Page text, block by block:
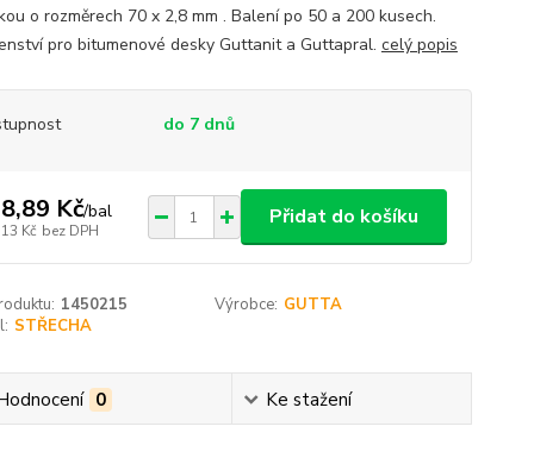
o rozměrech 70 x 2,8 mm . Balení po 50 a 200 kusech.
pro bitumenové desky Guttanit a Guttapral. celý popis
do 7 dnů
Kč/bal
Kč bez DPH
Přidat do košíku
1450215 Výrobce: GUTTA
STŘECHA
0 Ke stažení